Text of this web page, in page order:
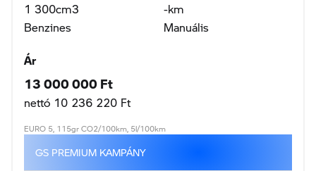
1 300cm3
Benzines
-km
Manuális
Ár
13 000 000 Ft
nettó 10 236 220 Ft
EURO 5, 115gr CO2/100km, 5l/100km
GS PREMIUM KAMPÁNY